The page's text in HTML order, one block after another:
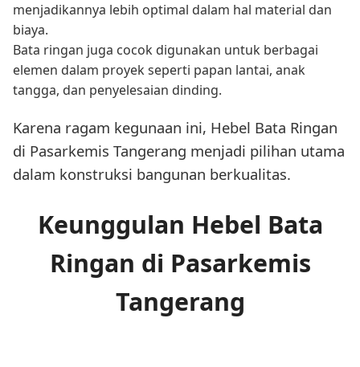
menjadikannya lebih optimal dalam hal material dan
biaya.
Bata ringan juga cocok digunakan untuk berbagai
elemen dalam proyek seperti papan lantai, anak
tangga, dan penyelesaian dinding.
Karena ragam kegunaan ini, Hebel Bata Ringan
di Pasarkemis Tangerang menjadi pilihan utama
dalam konstruksi bangunan berkualitas.
Keunggulan Hebel Bata
Ringan di Pasarkemis
Tangerang